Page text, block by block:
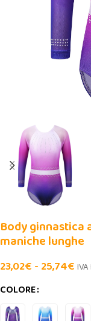
Body ginnastica
maniche lunghe
23,02€ - 25,74€
COLORE